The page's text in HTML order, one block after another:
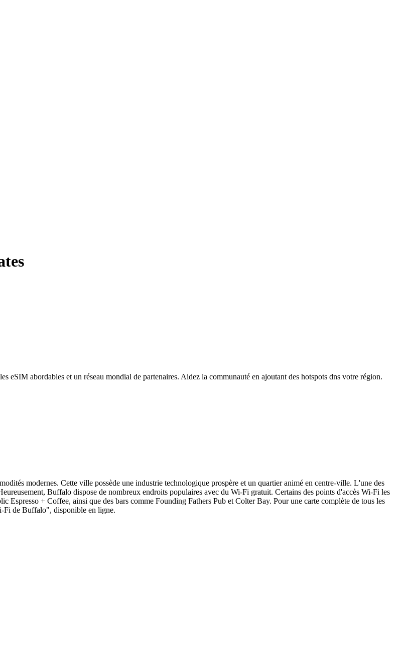
eSIM abordables et un réseau mondial de partenaires. Aidez la communauté en ajoutant des hotspots dns votre région.
modernes. Cette ville possède une industrie technologique prospère et un quartier animé en centre-ville. L'une des
Buffalo dispose de nombreux endroits populaires avec du Wi-Fi gratuit. Certains des points d'accès Wi-Fi les
Espresso + Coffee, ainsi que des bars comme Founding Fathers Pub et Colter Bay. Pour une carte complète de tous les
Fi de Buffalo", disponible en ligne.